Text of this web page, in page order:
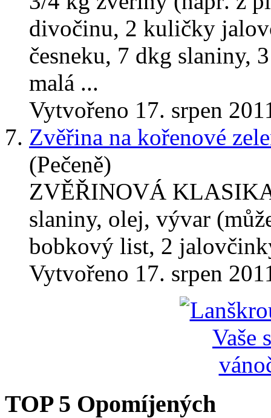
divočinu, 2 kuličky
česneku, 7 dkg slaniny,
malá ...
Vytvořeno 17. srpen
7. Zvěřina na kořenové
(Pečeně)
ZVĚŘINOVÁ
slaniny, olej, vývar
bobkový list, 2
Vytvořeno 17. srpen
TOP 5 Opomíjených